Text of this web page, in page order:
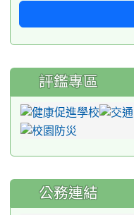
評鑑專區
公務連結